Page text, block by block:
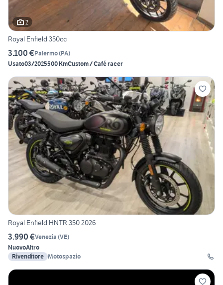
2
Royal Enfield 350cc
3.100 €Palermo(PA)
Usato03/2025500 KmCustom / Café racer
Royal Enfield HNTR 350 2026
3.990 €Venezia (VE)
NuovoAltro
Rivenditore Motospazio